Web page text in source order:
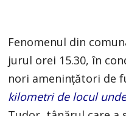
Fenomenul din
jurul orei 15.30, în
nori amenințători de
kilometri de locul